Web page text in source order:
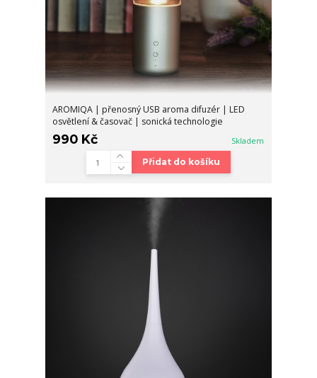
AROMIQA | přenosný USB aroma difuzér | LED
osvětlení & časovač | sonická technologie
990 Kč Skladem
Přidat do košíku